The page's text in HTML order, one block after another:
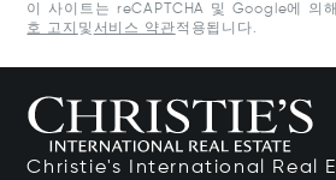
이 사이트는 reCAPTCHA 및 Google에 의
호 고지 및 서비스 약관적용됩니다.
Christie's International Real